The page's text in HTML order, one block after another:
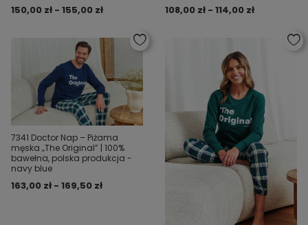
150,00 zł - 155,00 zł 108,00 zł - 114,00 zł
7341 Doctor Nap – Piżama
męska „The Original” | 100%
bawełna, polska produkcja -
navy blue
163,00 zł - 169,50 zł